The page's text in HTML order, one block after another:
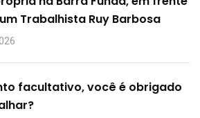
Trabalhista Ruy Barbosa
facultativo, você é obrigado